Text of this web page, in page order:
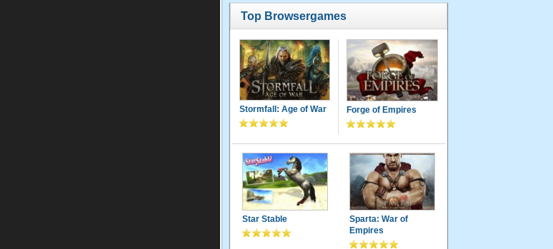
Top Browsergames
Stormfall: Age of War Forge of Empires
Star Stable
Sparta: War of
Empires